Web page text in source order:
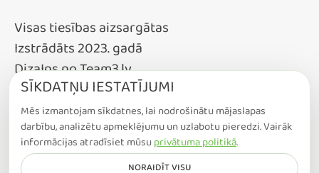
Visas tiesības aizsargātas
Izstrādāts 2023. gadā
DizaIns no Team3.lv
SĪKDATŅU IESTATĪJUMI
Mēs izmantojam sīkdatnes, lai nodrošinātu mājaslapas
darbību, analizētu apmeklējumu un uzlabotu pieredzi. Vairāk
informācijas atradīsiet mūsuprivātuma politikā.